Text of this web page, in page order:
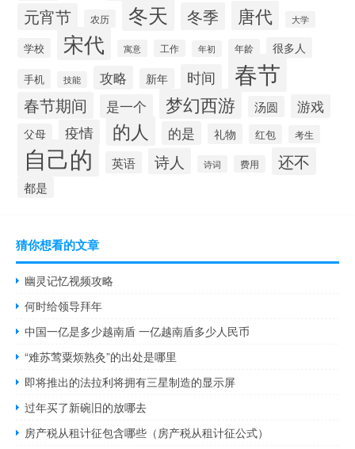
元宵节 农历 冬天 冬季 唐代 大学
学校 宋代 寓意 工作 年初 年龄 很多人
手机 技能 攻略 新年 时间 春节
春节期间 是一个 梦幻西游 汤圆 游戏
父母 疫情 的人 的是 礼物 红包 考生
自己的 英语 诗人 诗词 费用 还不
都是
猜你想看的文章
幽灵记忆视频攻略
何时给领导拜年
中国一亿是多少越南盾 一亿越南盾多少人民币
“难苏莺粟烦熟灸”的出处是哪里
即将推出的法拉利将拥有三星制造的显示屏
过年买了新碗旧的放哪去
房产税从租计征包含哪些（房产税从租计征公式）